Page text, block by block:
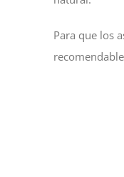
Para que los